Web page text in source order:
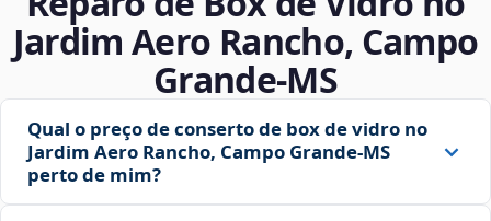
Jardim Aero Rancho, Campo
Grande‑MS
Qual o preço de conserto de box de vidro no
Jardim Aero Rancho, Campo Grande‑MS
perto de mim?